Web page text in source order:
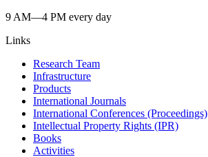
9 AM—4 PM every day
Links
Research Team
Infrastructure
Products
International Journals
International Conferences (Proceedings)
Intellectual Property Rights (IPR)
Books
Activities